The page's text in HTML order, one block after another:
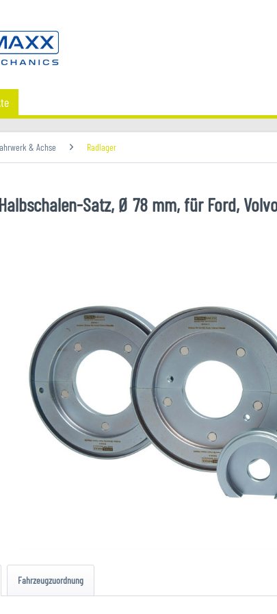
& Achse Radlager
Satz, Ø 78 mm, für Ford,
Fahrzeugzuordnung